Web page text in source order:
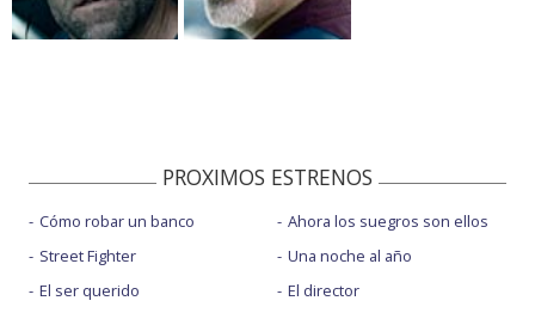
PROXIMOS ESTRENOS
Cómo robar un banco
Street Fighter
El ser querido
Ahora los suegros son ellos
Una noche al año
El director